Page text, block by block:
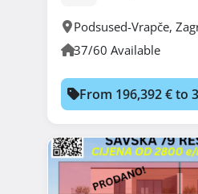
Podsused-Vrapče,
37/60 Available
From 196,392 € to